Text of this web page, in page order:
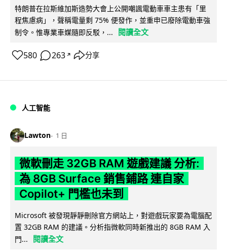
特朗普在拉斯維加斯造勢大會上公開嘲諷電動車車主患有「里
程焦慮病」，聲稱電量剩 75% 便發作，並重申已廢除電動車強
制令。惟專業車媒隨即反駁，...
閱讀全文
580 263 ↗ 分享
人工智能
Lawton 1 日
微軟刪走 32GB RAM 遊戲建議 分析:
為 8GB Surface 銷售鋪路 連自家
Copilot+ 門檻也未到
Microsoft 被發現靜靜刪除官方網站上，對遊戲玩家要為電腦配
置 32GB RAM 的建議。分析指微軟同時新推出的 8GB RAM 入
門...
閱讀全文